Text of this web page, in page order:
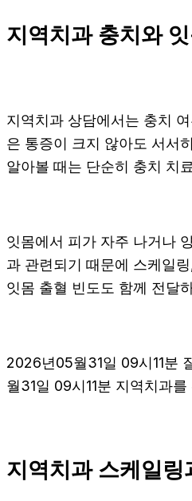
지역치과 충치와
지역치과 상담에서는 충치
은 통증이 크지 않아도 서서
알아볼 때는 단순히 충치 치
잇몸에서 피가 자주 나거나
과 관련되기 때문에 스케일
잇몸 출혈 빈도도 함께 전달
2026년05월31일 09시11분
월31일 09시11분 지역치과
지역치과 스케일